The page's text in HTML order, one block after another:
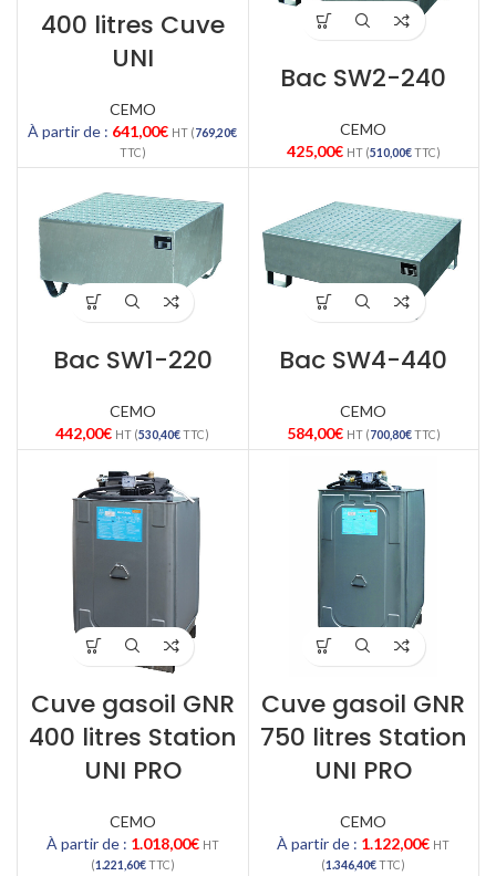
400 litres Cuve
UNI
CEMO
À partir de : 641,00€ HT (769,20€
TTC)
Bac SW2-240
CEMO
425,00€ HT (510,00€TTC)
Bac SW1-220
CEMO
442,00€ HT (530,40€TTC)
Bac SW4-440
CEMO
584,00€ HT (700,80€TTC)
Cuve gasoil GNR
400 litres Station
UNI PRO
CEMO
À partir de : 1.018,00€ HT
(1.221,60€TTC)
Cuve gasoil GNR
750 litres Station
UNI PRO
CEMO
À partir de : 1.122,00€ HT
(1.346,40€TTC)